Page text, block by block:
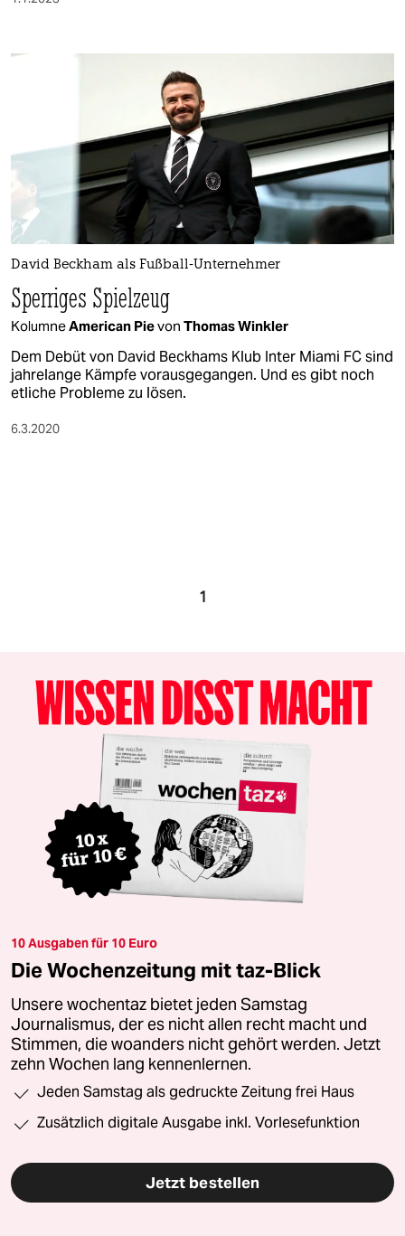
David Beckham als Fußball-Unternehmer
Sperriges Spielzeug
KolumneAmerican Pievon Thomas Winkler
Dem Debüt von David Beckhams Klub Inter Miami FC sind
jahrelange Kämpfe vorausgegangen. Und es gibt noch
etliche Probleme zu lösen.
6.3.2020
1
10 Ausgaben für 10 Euro
Die Wochenzeitung mit taz-Blick
Unsere wochentaz bietet jeden Samstag
Journalismus, der es nicht allen recht macht und
Stimmen, die woanders nicht gehört werden. Jetzt
zehn Wochen lang kennenlernen.
Jeden Samstag als gedruckte Zeitung frei Haus
Zusätzlich digitale Ausgabe inkl. Vorlesefunktion
Jetzt bestellen